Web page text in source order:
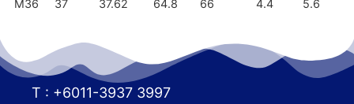
M36 37 37.62 64.8 66 4.4 5.6
T : +6011-3937 3997